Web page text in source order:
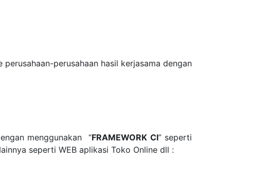
perusahaan hasil kerjasama dengan
menggunakan “FRAMEWORK CI” seperti
seperti WEB aplikasi Toko Online dll :